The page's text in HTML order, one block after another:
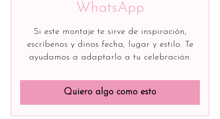
WhatsApp
Si este montaje te sirve de inspiración,
escríbenos y dinos fecha, lugar y estilo. Te
ayudamos a adaptarlo a tu celebración.
Quiero algo como esto